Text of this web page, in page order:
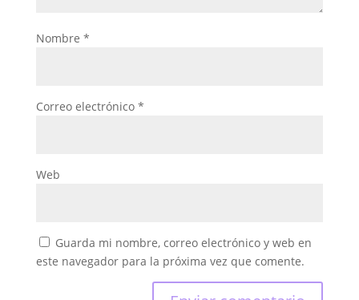
Nombre *
Correo electrónico *
Web
Guarda mi nombre, correo electrónico y web en
este navegador para la próxima vez que comente.